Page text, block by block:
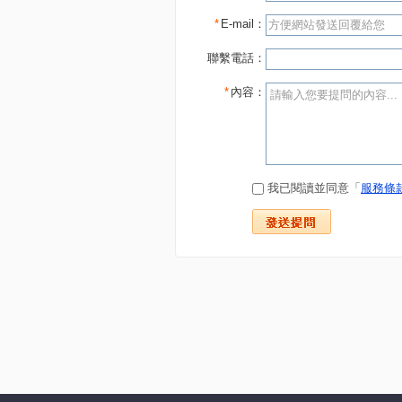
* E-mail：
聯繫電話：
* 內容：
我已閱讀並同意「 服務條